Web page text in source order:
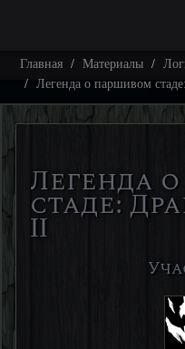
Главная Материалы
Легенда о паршивом
Легенда
стаде:
II